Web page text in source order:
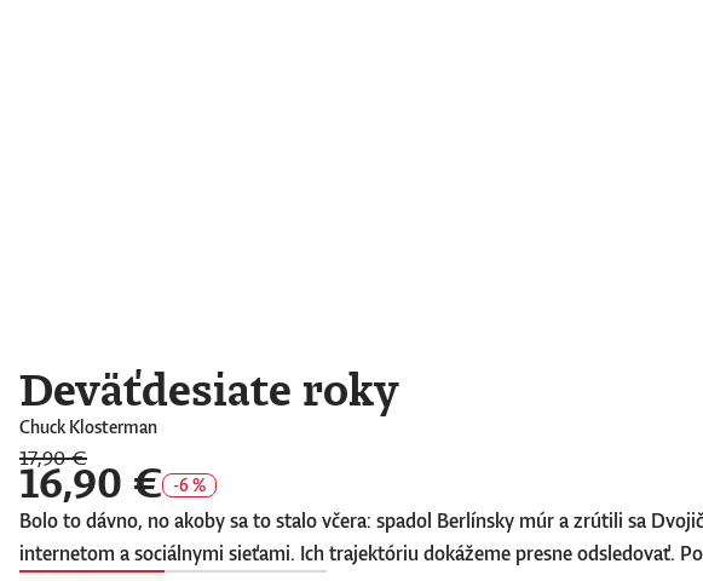
Deväťdesiate roky
Chuck Klosterman
17,90 €
16,90 € -6 %
Bolo to dávno, no akoby sa to stalo včera: spadol Berlínsky múr a zrútili sa
internetom a sociálnymi sieťami. Ich trajektóriu dokážeme presne odsledovať.